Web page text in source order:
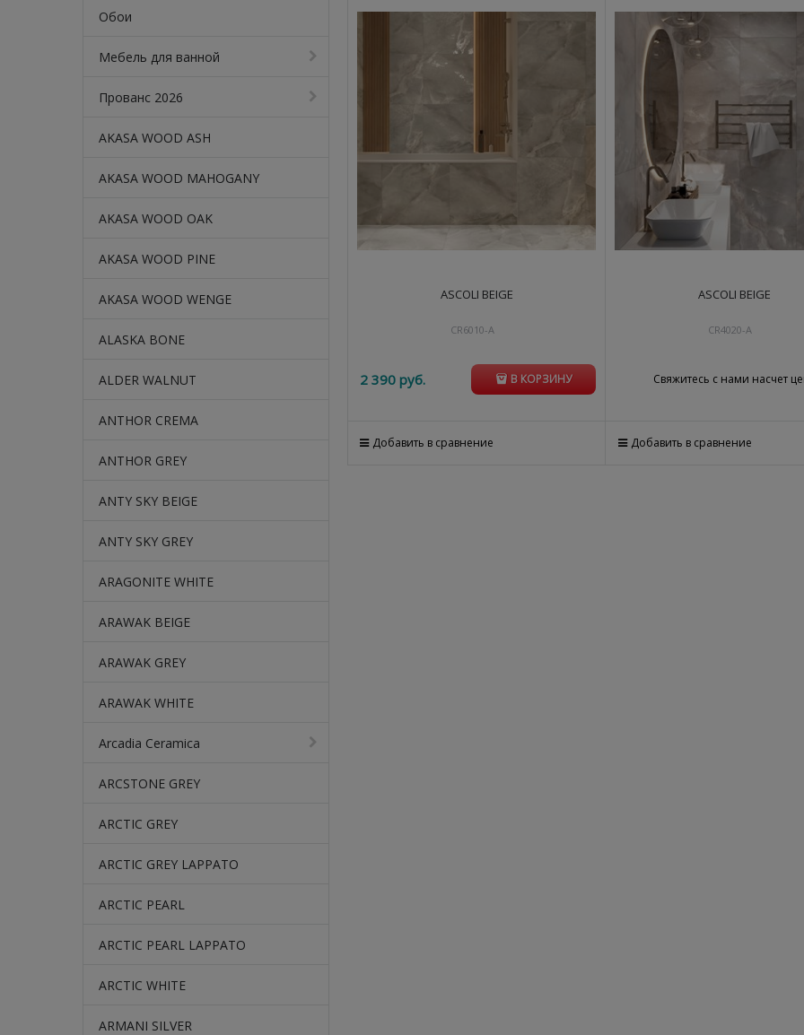
Обои
Мебель для ванной
Прованс 2026
AKASA WOOD ASH
AKASA WOOD MAHOGANY
AKASA WOOD OAK
AKASA WOOD PINE
AKASA WOOD WENGE
ALASKA BONE
ALDER WALNUT
ANTHOR CREMA
ANTHOR GREY
ANTY SKY BEIGE
ANTY SKY GREY
ARAGONITE WHITE
ARAWAK BEIGE
ARAWAK GREY
ARAWAK WHITE
Arcadia Ceramica
ARCSTONE GREY
ARCTIC GREY
ARCTIC GREY LAPPATO
ARCTIC PEARL
ARCTIC PEARL LAPPATO
ARCTIC WHITE
ARMANI SILVER
ASCOLI BEIGE
CR6010-A
2 390 руб. В КОРЗИНУ
Добавить в сравнение
ASCOLI BEIGE
CR4020-A
Свяжитесь с нами насчет
Добавить в сравнение